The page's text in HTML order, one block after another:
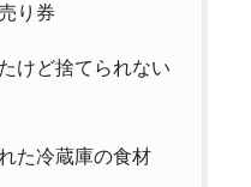
り券
けど捨てられない
た冷蔵庫の食材